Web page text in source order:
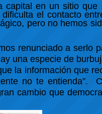
capital en un sitio que
el contacto
pero no hemos
renunciado a serlo
una especie de
la información que
no te entienda”.
cambio que